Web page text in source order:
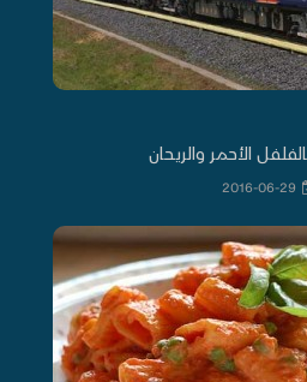
الأحمر والريحان
2016-06-29